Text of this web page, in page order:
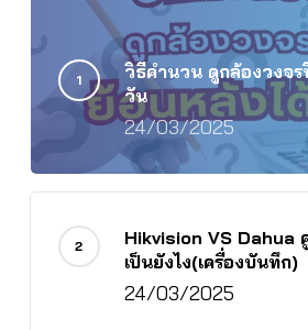
วิธีคำนวน ดูกล้องวงจ
วัน
24/03/2025
Hikvision VS Dahua
เป็นยังไง(เครื่องบันทึก)
24/03/2025